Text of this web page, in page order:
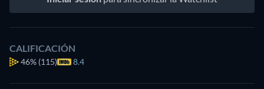
CALIFICACIÓN
46% (115) 8.4